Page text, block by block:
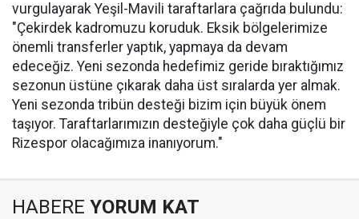
vurgulayarak Yeşil-Mavili taraftarlara çağrıda bulundu:
"Çekirdek kadromuzu koruduk. Eksik bölgelerimize
önemli transferler yaptık, yapmaya da devam
edeceğiz. Yeni sezonda hedefimiz geride bıraktığımız
sezonun üstüne çıkarak daha üst sıralarda yer almak.
Yeni sezonda tribün desteği bizim için büyük önem
taşıyor. Taraftarlarımızın desteğiyle çok daha güçlü bir
Rizespor olacağımıza inanıyorum."
HABERE YORUM KAT